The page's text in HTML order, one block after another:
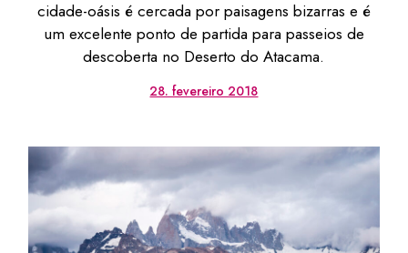
cidade-oásis é cercada por paisagens bizarras e é
um excelente ponto de partida para passeios de
descoberta no Deserto do Atacama.
28. fevereiro 2018